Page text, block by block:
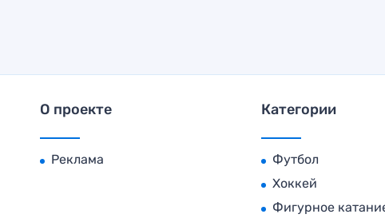
О проекте
Реклама
Категории
Футбол
Хоккей
Фигурное